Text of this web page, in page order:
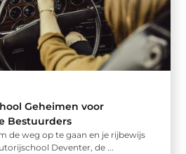
Geheimen voor
Bestuurders
de weg op te gaan en je rijbewijs
Deventer, de ...